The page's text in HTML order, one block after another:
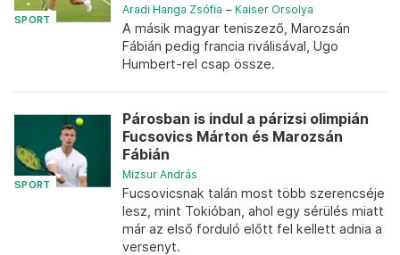
SPORT
Aradi Hanga Zsófia – Kaiser Orsolya
A másik magyar teniszező, Marozsán
Fábián pedig francia riválisával, Ugo
Humbert-rel csap össze.
SPORT
Párosban is indul a párizsi olimpián
Fucsovics Márton és Marozsán
Fábián
Mizsur András
Fucsovicsnak talán most több szerencséje
lesz, mint Tokióban, ahol egy sérülés miatt
már az első forduló előtt fel kellett adnia a
versenyt.